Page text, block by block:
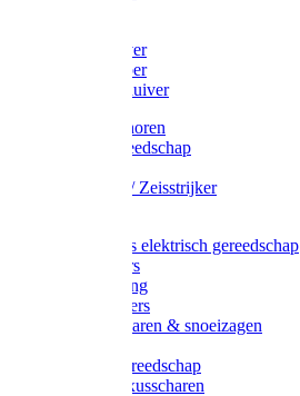
Mestschuiver
Mestschraper
Sneeuwschuiver
Zeis toebehoren
Baggergereedschap
Wetstenen / Zeisstrijker
Accessoires elektrisch gereedschap
Grasmaaiers
Tuinreiniging
Robotmaaiers
Heggenscharen & snoeizagen
Klussen gereedschap
Gras & buxusscharen